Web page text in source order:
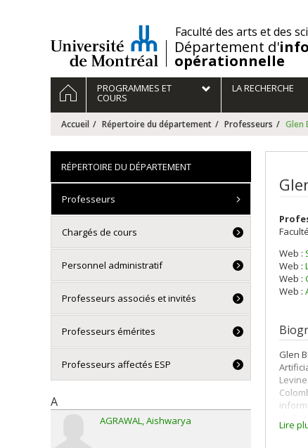
/Faculté des arts et des
Département d'
opérationnelle
Navigation
principale
ACCUEILPROGRAMMES ET
COURS
LA RECHERCHE
Accueil Répertoire du département Professeurs Glen
Web :
Web :
Web :
Web :
Glen
Lire
RÉPERTOIRE DU DÉPARTEMENT
Professeurs
Chargés de cours
Personnel administratif
Professeurs associés et invités
Professeurs émérites
Professeurs affectés ESP
A
AGRAWAL Aishwarya